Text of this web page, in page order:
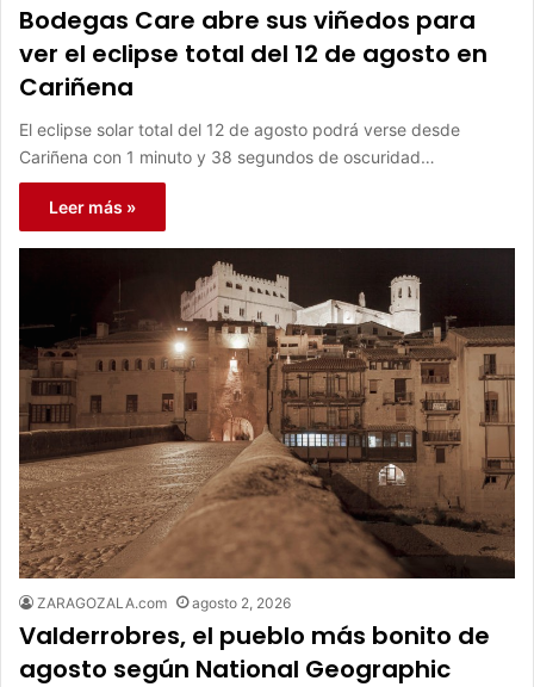
Bodegas Care abre sus viñedos para
ver el eclipse total del 12 de agosto en
Cariñena
El eclipse solar total del 12 de agosto podrá verse desde
Cariñena con 1 minuto y 38 segundos de oscuridad…
Leer más »
ZARAGOZALA.com agosto 2, 2026
Valderrobres, el pueblo más bonito de
agosto según National Geographic